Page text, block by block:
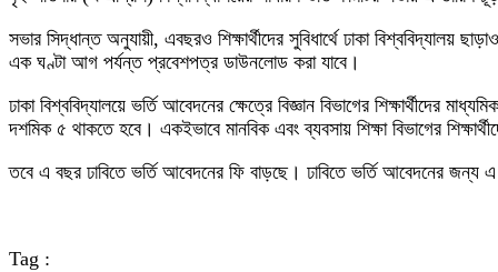
সভার সিদ্ধান্ত অনুযায়ী, এবছরও শিক্ষার্থীদের সুবিধার্থে ঢাকা
এক ঘণ্টা আগ পর্যন্ত প্রবেশপত্র ডাউনলোড করা যাবে।
ঢাকা বিশ্ববিদ্যালয়ে ভর্তি আবেদনের ক্ষেত্রে বিজ্ঞান বিভাগের
দশমিক ৫ থাকতে হবে। একইভাবে মানবিক এবং ব্যবসায় শিক্ষা বিভাগের
তবে এ বছর ঢাবিতে ভর্তি আবেদনের ফি বাড়ছে। ঢাবিতে ভর্তি আবেদনের জন্য
Tag :